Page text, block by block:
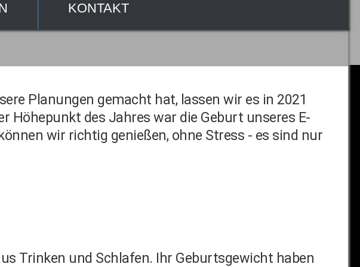
KONTAKT
Planungen gemacht hat, lassen wir es in 2021
Höhepunkt des Jahres war die Geburt unseres E-
wir richtig genießen, ohne Stress - es sind nur
Trinken und Schlafen. Ihr Geburtsgewicht haben